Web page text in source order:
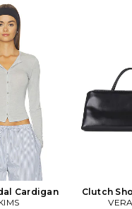
Cardigan
Clutch